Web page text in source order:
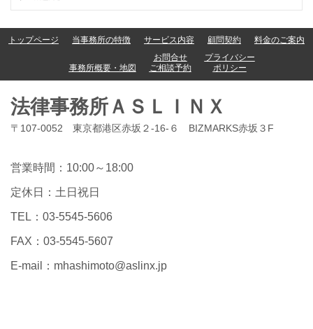
トップページ 当事務所の特徴 サービス内容 顧問契約 料金のご案内
事務所概要・地図
お問合せ
ご相談予約
プライバシー
ポリシー
法律事務所ＡＳＬＩＮＸ
〒107-0052 東京都港区赤坂２-16-６ BIZMARKS赤坂３F
営業時間：10:00～18:00
定休日：土日祝日
TEL：03-5545-5606
FAX：03-5545-5607
E-mail： mhashimoto@aslinx.jp